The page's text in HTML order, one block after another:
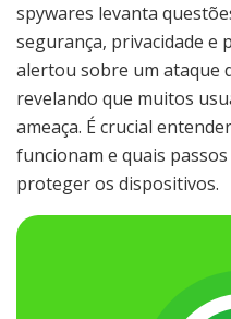
spywares levanta
segurança, privacidade e
alertou sobre um ataque
revelando que muitos
ameaça. É crucial
funcionam e quais
proteger os dispositivos.